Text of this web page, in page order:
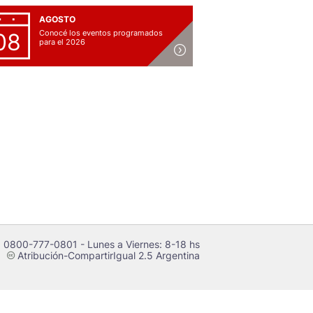
AGOSTO
Conocé los eventos programados
para el 2026
0800-777-0801 - Lunes a Viernes: 8-18 hs
cAtribución-CompartirIgual 2.5 Argentina